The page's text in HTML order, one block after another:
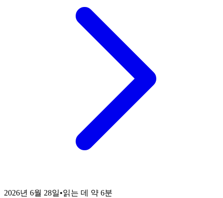
2026년 6월 28일•읽는 데 약 6분